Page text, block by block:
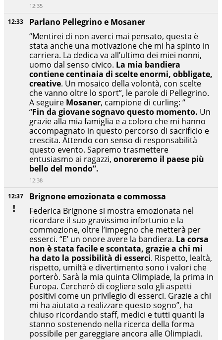
12:37
Brignone emozionata e commossa
Federica Brignone si mostra emozionata nel
ricordare il suo gravissimo infortunio e la
commozione, oltre l’impegno che metterà per
esserci. “E’ un onore avere la bandiera. La corsa
non è stata facile e scontata, grazie a chi mi
ha dato la possibilità di esserci. Rispetto, lealtà,
rispetto, umiltà e divertimento sono i valori che
porterò. Sarà la mia quinta Olimpiade, la prima in
Europa. Cercherò di cogliere solo gli aspetti
positivi come un privilegio di esserci. Grazie a chi
mi ha aiutato a realizzare questo sogno”, ha
chiuso ricordando staff, medici e tutti quanti la
stanno sostenendo nella ricerca della forma
possibile per gareggiare ancora alle Olimpiadi.
12:33
Parlano Pellegrino e Mosaner
“Mentirei di non averci mai pensato, questa è
stata anche una motivazione che mi ha spinto in
carriera. La dedica va all’ultimo dei miei nonni,
uomo dal senso civico. La mia bandiera
contiene centinaia di scelte enormi, obbligate,
creative. Un mosaico della volontà, con scelte
che vanno oltre lo sport”, le parole di Pellegrino.
A seguire Mosaner, campione di curling: “
“Fin da giovane sognavo questo momento. Un
grazie alla mia famiglia e a coloro che mi hanno
accompagnato in questo percorso di sacrificio e
crescita. Attendo con senso di responsabilità
questo evento. Sapremo trasmettere
entusiasmo ai ragazzi, onoreremo il paese più
bello del mondo”.
12:38
12:35